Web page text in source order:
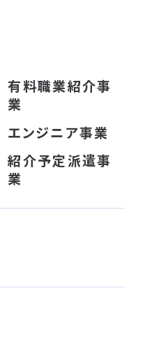
有料職業紹介事
業
エンジニア事業
紹介予定派遣事
業